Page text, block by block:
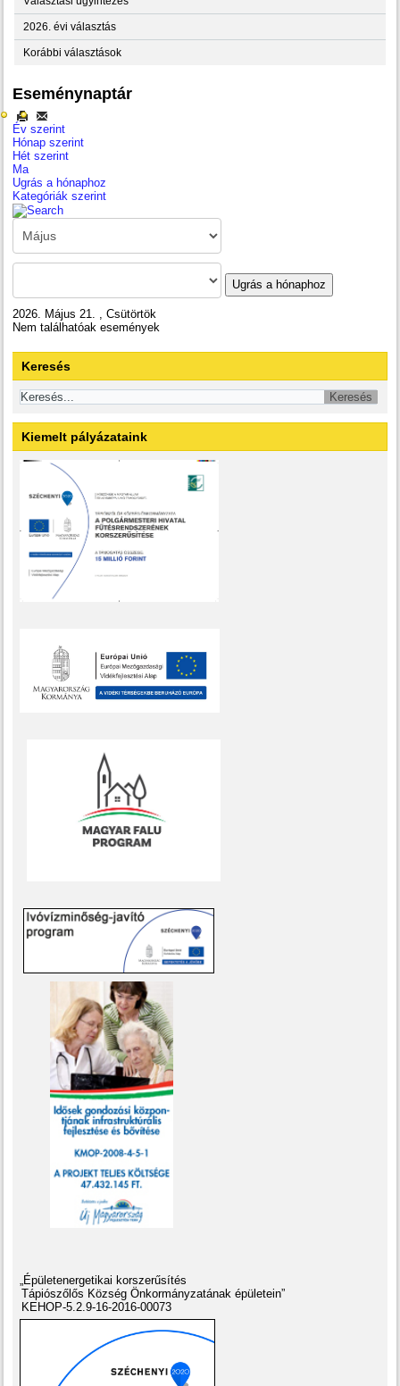
2026. évi választás
Korábbi választások
Eseménynaptár
Év szerint
Hónap szerint
Hét szerint
Ma
Ugrás a hónaphoz
Kategóriák szerint
Ugrás a hónaphoz
2026. Május 21. , Csütörtök
Nem találhatóak események
Keresés
Kiemelt pályázataink
„Épületenergetikai korszerűsítés
Tápiószőlős Község Önkormányzatának épületein”
KEHOP-5.2.9-16-2016-00073